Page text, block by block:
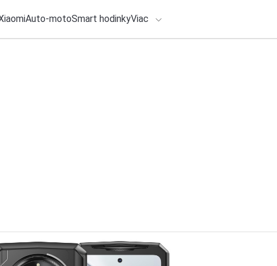
Auto-motoSmart hodinkyViac